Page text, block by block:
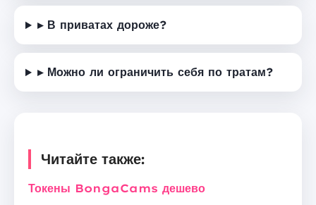
▸ В приватах дороже?
▸ Можно ли ограничить себя по тратам?
Читайте также:
Токены BongaCams дешево